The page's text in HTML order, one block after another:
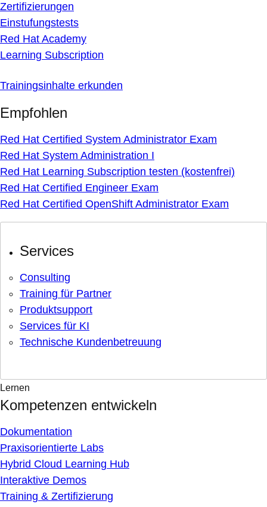
Zertifizierungen
Einstufungstests
Red Hat Academy
Learning Subscription
Trainingsinhalte erkunden
Empfohlen
Red Hat Certified System Administrator Exam
Red Hat System Administration I
Red Hat Learning Subscription testen (kostenfrei)
Red Hat Certified Engineer Exam
Red Hat Certified OpenShift Administrator Exam
Services
Consulting
Training für Partner
Produktsupport
Services für KI
Technische Kundenbetreuung
Lernen
Kompetenzen entwickeln
Dokumentation
Praxisorientierte Labs
Hybrid Cloud Learning Hub
Interaktive Demos
Training & Zertifizierung